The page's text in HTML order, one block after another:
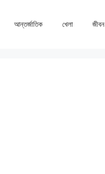
আন্তর্জাতিক খেলা জীবন